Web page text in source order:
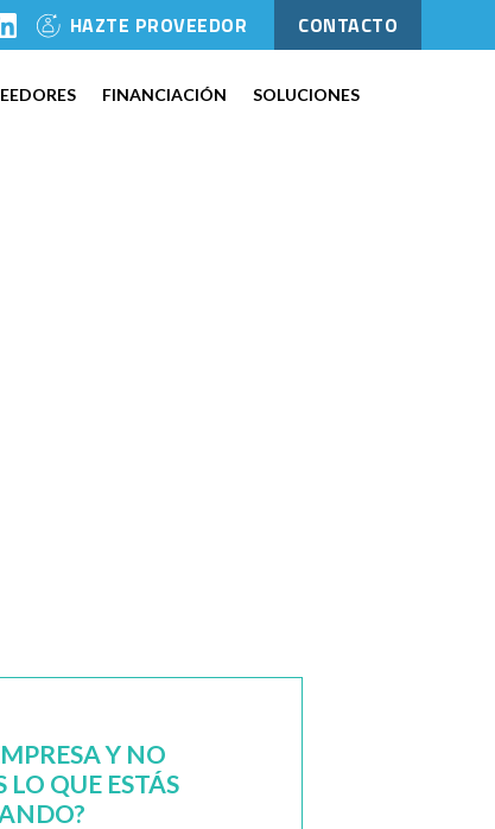
HAZTE PROVEEDOR CONTACTO
FINANCIACIÓN SOLUCIONES
Y NO
QUE ESTÁS